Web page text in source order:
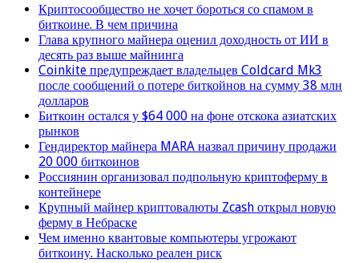
Криптосообщество не хочет бороться со спамом в
биткоине. В чем причина
Глава крупного майнера оценил доходность от ИИ в
десять раз выше майнинга
Coinkite предупреждает владельцев Coldcard Mk3
после сообщений о потере биткойнов на сумму 38 млн
долларов
Биткоин остался у $64 000 на фоне отскока азиатских
рынков
Гендиректор майнера MARA назвал причину продажи
20 000 биткоинов
Россиянин организовал подпольную криптоферму в
контейнере
Крупный майнер криптовалюты Zcash открыл новую
ферму в Небраске
Чем именно квантовые компьютеры угрожают
биткоину. Насколько реален риск